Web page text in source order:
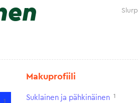
Slurp
1
Makuprofiili
Suklainen ja pähkinäinen 1